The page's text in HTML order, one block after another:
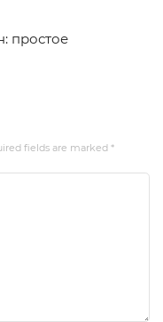
простое
fields are marked *